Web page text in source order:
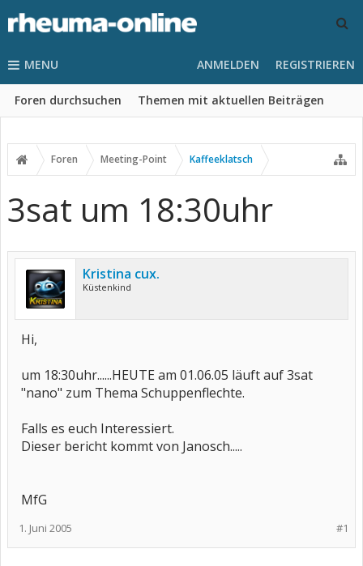
MENU
Foren durchsuchen Themen mit aktuellen Beiträgen
ANMELDEN REGISTRIEREN
Foren Meeting-Point Kaffeeklatsch
3sat um 18:30uhr
Kristina cux.
Küstenkind
Hi,
um 18:30uhr......HEUTE am 01.06.05 läuft auf 3sat
"nano" zum Thema Schuppenflechte.
Falls es euch Interessiert.
Dieser bericht kommt von Janosch.....
MfG
#1
1. Juni 2005